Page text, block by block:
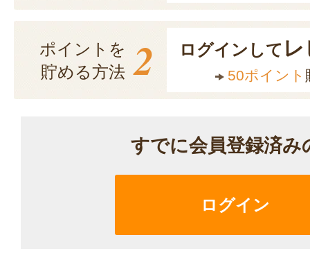
ポイントを
貯める方法 2 ログインして
50ポイント
すでに会員登録済み
ログイン